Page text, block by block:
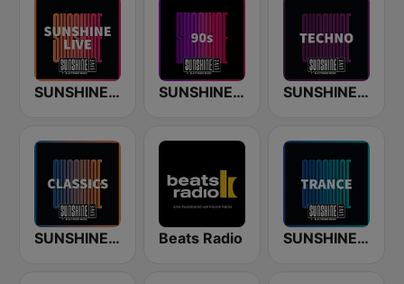
SUNSHINE LIVE SUNSHINE LIVE - 90s SUNSHINE LIVE - Techno
SUNSHINE LIVE - Classics Beats Radio SUNSHINE LIVE - Trance